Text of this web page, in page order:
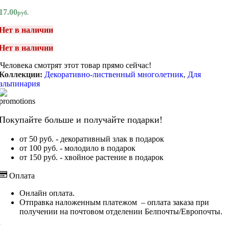
руб.
в наличии
в наличии
Человека смотрят этот товар прямо сейчас!
Декоративно-лиственный многолетник, Для
больше и получайте подарки!
от 50 руб. - декоративный злак в подарок
от 100 руб. - молодило в подарок
от 150 руб. - хвойное растение в подарок
Оплата
Онлайн оплата.
Отправка наложенным платежом – оплата заказа при
получении на почтовом отделении Белпочты/Европочты.